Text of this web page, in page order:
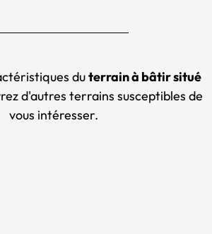
duterrain à bâtir situé
d'autres terrains susceptibles de
vous intéresser.